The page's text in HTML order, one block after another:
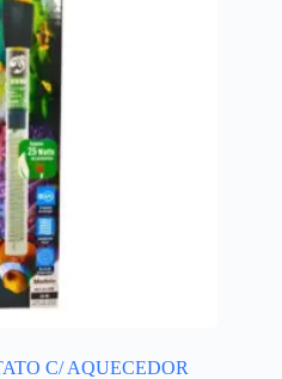
C/ AQUECEDOR